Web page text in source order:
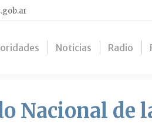
Noticias Radio
Nacional de